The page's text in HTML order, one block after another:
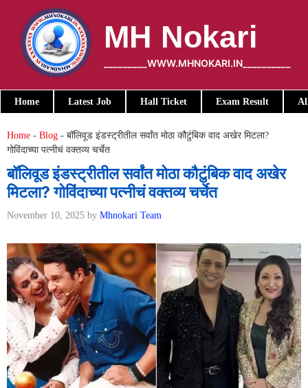
content
MH Nokari
_________WWW.MHNOKARI.IN__________
Home Latest Job Hall Ticket Exam Result
Home - Blog - बॉलिवूड इंडस्ट्रीतील सर्वांत मोठा कौटुंबिक वाद अखेर मिटला?
गोविंदाच्या पत्नीचं वक्तव्य चर्चेत
बॉलिवूड इंडस्ट्रीतील सर्वांत मोठा कौटुंबिक वाद अखेर
मिटला? गोविंदाच्या पत्नीचं वक्तव्य चर्चेत
November 10, 2025 by Mhnokari Team